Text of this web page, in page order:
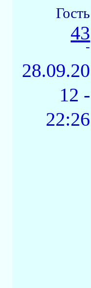
Гость
43
-
28.09.20
12 -
22:26